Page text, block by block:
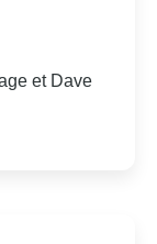
et Dave